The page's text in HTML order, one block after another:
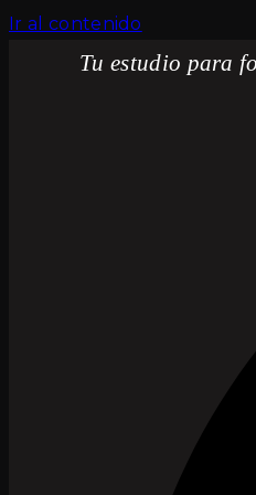
Ir al contenido
Tu estudio para